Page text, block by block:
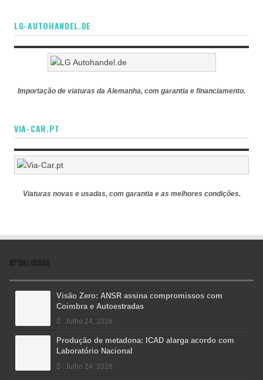
LG-AUTOHANDEL.DE
Importação de viaturas da Alemanha, com garantia e financiamento.
VIA-CAR.PT
Viaturas novas e usadas, com garantia e as melhores condições.
ATUALIDADE
Visão Zero: ANSR assina compromissos com
Coimbra e Autoestradas
Julho 24, 2026
Produção de metadona: ICAD alarga acordo com
Laboratório Nacional
Julho 24, 2026